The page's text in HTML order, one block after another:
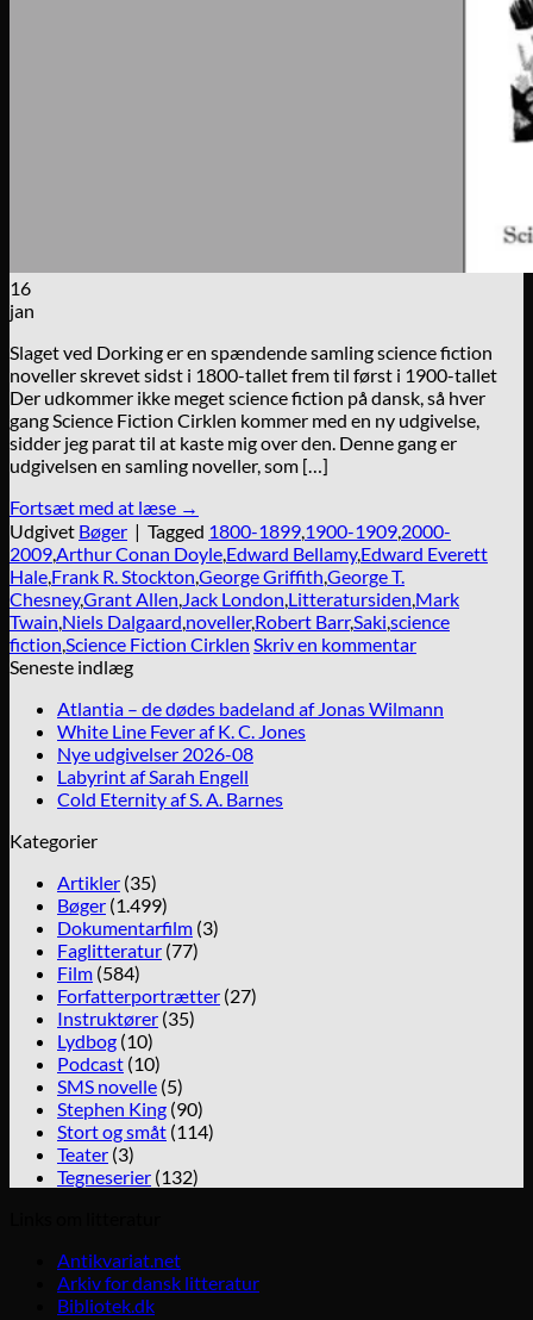
16
jan
Slaget ved Dorking er en spændende samling science fiction
noveller skrevet sidst i 1800-tallet frem til først i 1900-tallet
Der udkommer ikke meget science fiction på dansk, så hver
gang Science Fiction Cirklen kommer med en ny udgivelse,
sidder jeg parat til at kaste mig over den. Denne gang er
udgivelsen en samling noveller, som […]
Fortsæt med at læse →
Udgivet Bøger | Tagged 1800-1899,1900-1909,2000-
2009,Arthur Conan Doyle,Edward Bellamy,Edward Everett
Hale,Frank R. Stockton,George Griffith,George T.
Chesney,Grant Allen,Jack London,Litteratursiden,Mark
Twain,Niels Dalgaard,noveller,Robert Barr,Saki,science
fiction,Science Fiction Cirklen Skriv en kommentar
Seneste indlæg
Atlantia – de dødes badeland af Jonas Wilmann
White Line Fever af K. C. Jones
Nye udgivelser 2026-08
Labyrint af Sarah Engell
Cold Eternity af S. A. Barnes
Kategorier
Artikler (35)
Bøger (1.499)
Dokumentarfilm (3)
Faglitteratur (77)
Film (584)
Forfatterportrætter (27)
Instruktører (35)
Lydbog (10)
Podcast (10)
SMS novelle (5)
Stephen King (90)
Stort og småt (114)
Teater (3)
Tegneserier (132)
Antikvariat.net
Arkiv for dansk litteratur
Bibliotek.dk